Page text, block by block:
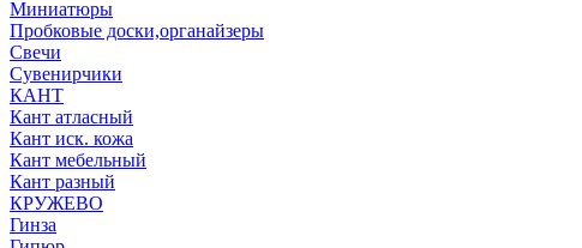
Миниатюры
Пробковые доски,органайзеры
Свечи
Сувенирчики
КАНТ
Кант атласный
Кант иск. кожа
Кант мебельный
Кант разный
КРУЖЕВО
Гинза